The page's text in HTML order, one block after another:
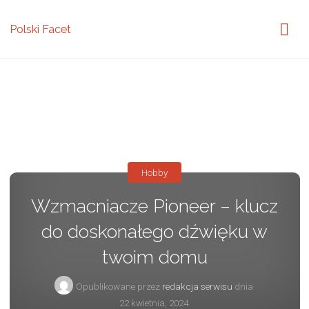
Polski Facet
Wzmacniacze Pioneer – klucz
do doskonałego dźwięku w
twoim domu
Opublikowane przez redakcja serwisu dnia
22 kwietnia, 2024
Hobby